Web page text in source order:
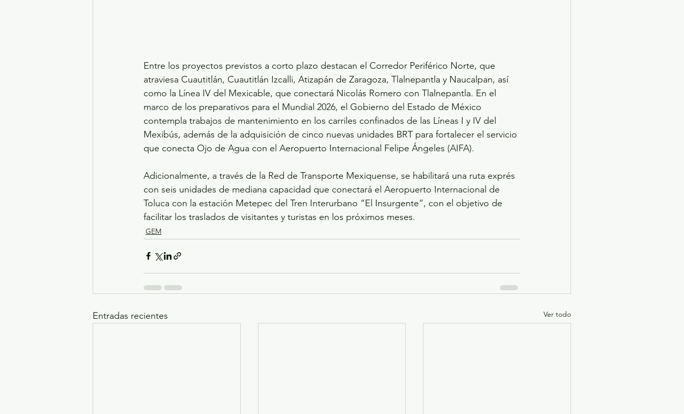
Entre los proyectos previstos a corto plazo destacan el Corredor Periférico Norte, que
atraviesa Cuautitlán, Cuautitlán Izcalli, Atizapán de Zaragoza, Tlalnepantla y Naucalpan, así
como la Línea IV del Mexicable, que conectará Nicolás Romero con Tlalnepantla. En el
marco de los preparativos para el Mundial 2026, el Gobierno del Estado de México
contempla trabajos de mantenimiento en los carriles confinados de las Líneas I y IV del
Mexibús, además de la adquisición de cinco nuevas unidades BRT para fortalecer el servicio
que conecta Ojo de Agua con el Aeropuerto Internacional Felipe Ángeles (AIFA).
Adicionalmente, a través de la Red de Transporte Mexiquense, se habilitará una ruta exprés
con seis unidades de mediana capacidad que conectará el Aeropuerto Internacional de
Toluca con la estación Metepec del Tren Interurbano “El Insurgente”, con el objetivo de
facilitar los traslados de visitantes y turistas en los próximos meses.
GEM
Entradas recientes Ver todo